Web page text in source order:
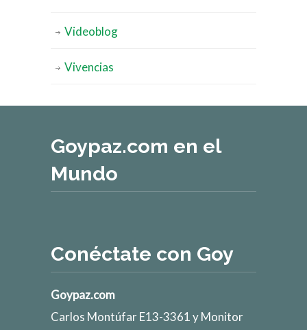
Videoblog
Vivencias
Goypaz.com en el
Mundo
Conéctate con Goy
Goypaz.com
Carlos Montúfar E13-3361 y Monitor